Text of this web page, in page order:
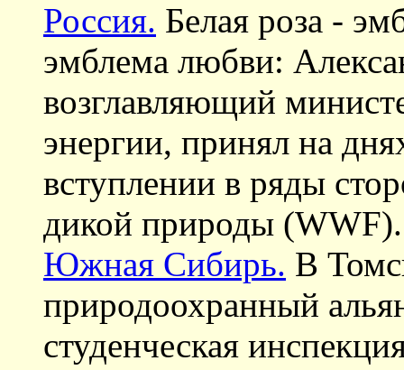
Россия. Белая роза -
эмблема любви:
возглавляющий
энергии, принял на
вступлении в ряды
дикой природы (WWF).
Южная Сибирь. В
природоохранный
студенческая